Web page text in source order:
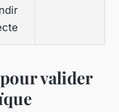
valider